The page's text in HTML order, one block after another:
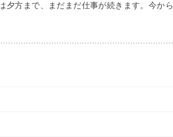
夕方まで、まだまだ仕事が続きます。今から